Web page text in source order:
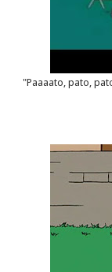
"Paaaato, pato,